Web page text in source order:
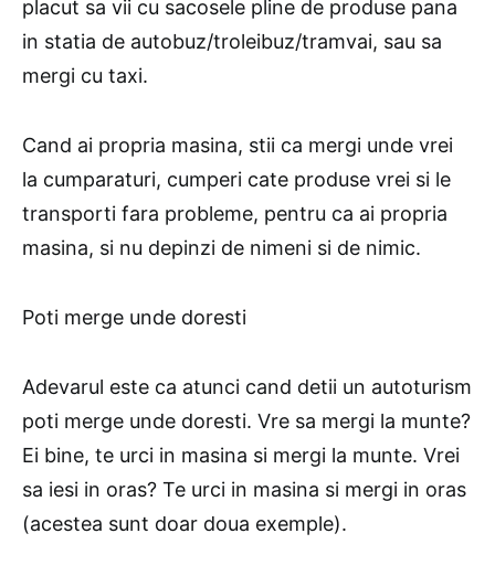
placut sa vii cu sacosele pline de produse pana
in statia de autobuz/troleibuz/tramvai, sau sa
mergi cu taxi.
Cand ai propria masina, stii ca mergi unde vrei
la cumparaturi, cumperi cate produse vrei si le
transporti fara probleme, pentru ca ai propria
masina, si nu depinzi de nimeni si de nimic.
Poti merge unde doresti
Adevarul este ca atunci cand detii un autoturism
poti merge unde doresti. Vre sa mergi la munte?
Ei bine, te urci in masina si mergi la munte. Vrei
sa iesi in oras? Te urci in masina si mergi in oras
(acestea sunt doar doua exemple).